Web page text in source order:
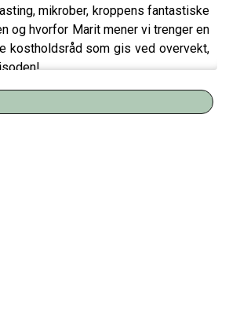
mikrober, kroppens fantastiske
og hvorfor Marit mener vi trenger en
kostholdsråd som gis ved overvekt,